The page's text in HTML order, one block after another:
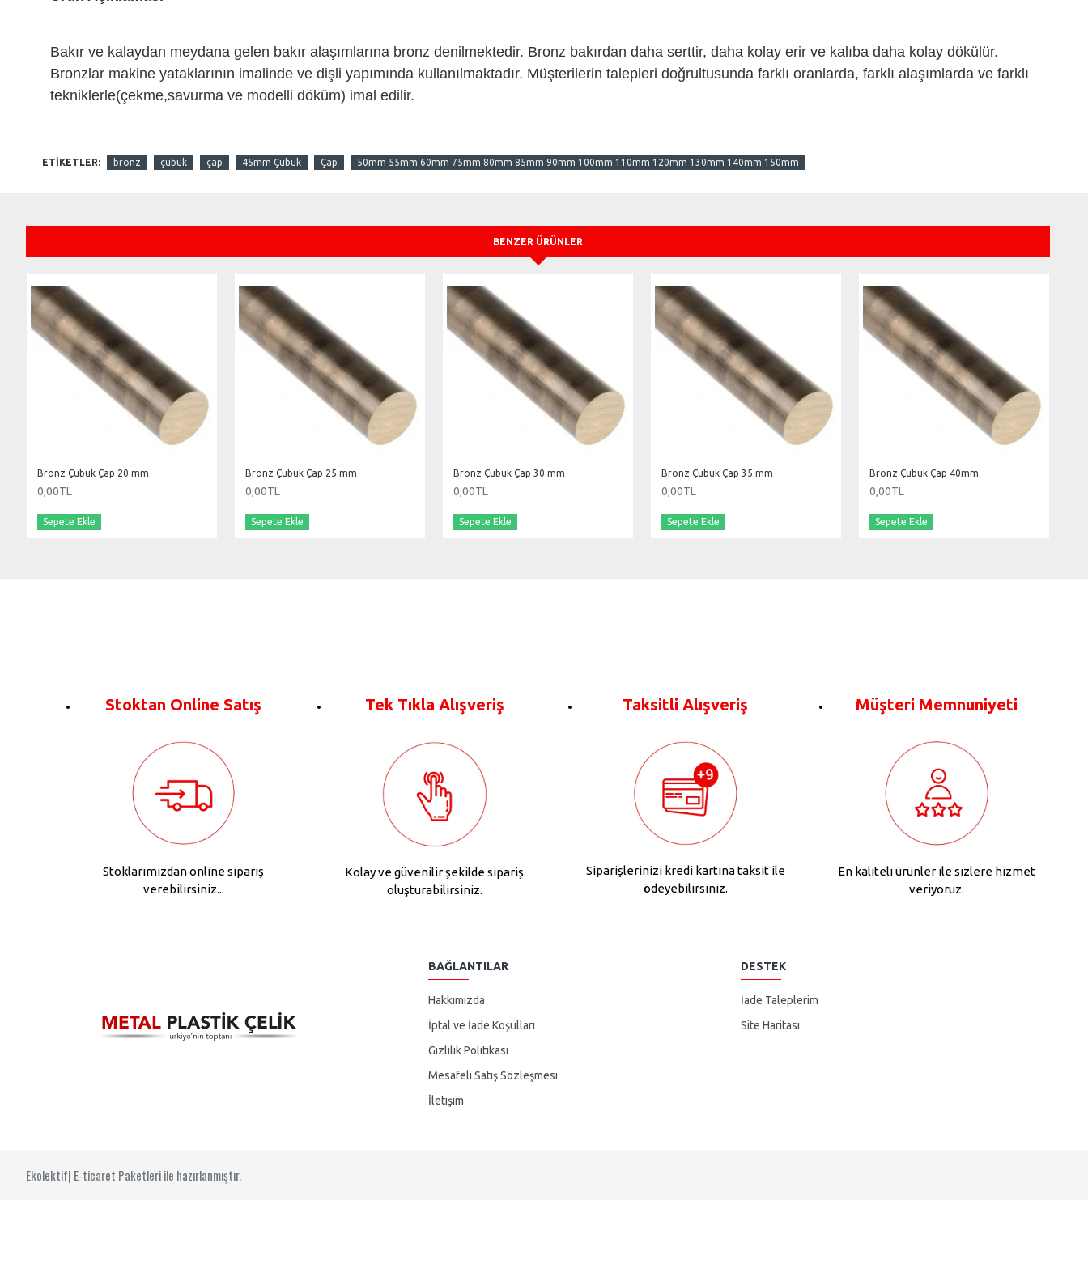
Bakır ve kalaydan meydana gelen bakır alaşımlarına bronz denilmektedir. Bronz bakırdan daha serttir, daha kolay erir ve kalıba daha kolay dökülür.
Bronzlar makine yataklarının imalinde ve dişli yapımında kullanılmaktadır. Müşterilerin talepleri doğrultusunda farklı oranlarda, farklı alaşımlarda ve farklı
tekniklerle(çekme,savurma ve modelli döküm) imal edilir.
ETIKETLER: bronz çubuk çap 45mm Çubuk Çap 50mm 55mm 60mm 75mm 80mm 85mm 90mm 100mm 110mm 120mm 130mm 140mm 150mm
BENZER ÜRÜNLER
Bronz Çubuk Çap 20 mm
0,00TL
Sepete Ekle
Bronz Çubuk Çap 25 mm
0,00TL
Sepete Ekle
Bronz Çubuk Çap 30 mm
0,00TL
Sepete Ekle
Bronz Çubuk Çap 35 mm
0,00TL
Sepete Ekle
Bronz Çubuk Çap 40mm
0,00TL
Sepete Ekle
Stoktan Online Satış
Stoklarımızdan online sipariş
verebilirsiniz...
Tek Tıkla Alışveriş
Kolay ve güvenilir şekilde sipariş
oluşturabilirsiniz.
Taksitli Alışveriş
Siparişlerinizi kredi kartına taksit ile
ödeyebilirsiniz.
Müşteri Memnuniyeti
En kaliteli ürünler ile sizlere hizmet
veriyoruz.
BAĞLANTILAR
Hakkımızda
İptal ve İade Koşulları
Gizlilik Politikası
Mesafeli Satış Sözleşmesi
İletişim
DESTEK
İade Taleplerim
Site Haritası
Ekolektif| E-ticaret Paketleri ile hazırlanmıştır.